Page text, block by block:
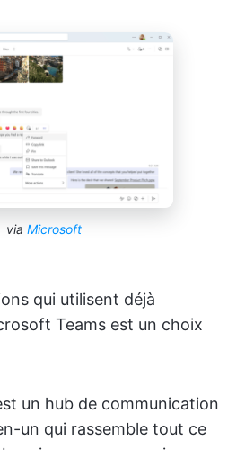
via Microsoft
qui utilisent déjà
Teams est un choix
un hub de communication
un qui rassemble tout ce